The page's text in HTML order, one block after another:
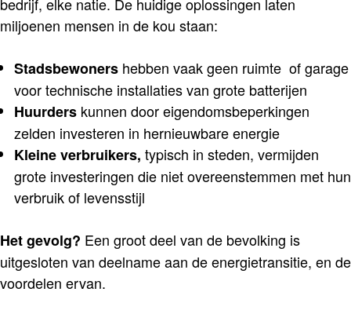
bedrijf, elke natie. De huidige oplossingen laten
miljoenen mensen in de kou staan:
Stadsbewoners hebben vaak geen ruimte of garage
voor technische installaties van grote batterijen
Huurders kunnen door eigendomsbeperkingen
zelden investeren in hernieuwbare energie
Kleine verbruikers, typisch in steden, vermijden
grote investeringen die niet overeenstemmen met hun
verbruik of levensstijl
Het gevolg? Een groot deel van de bevolking is
uitgesloten van deelname aan de energietransitie, en de
voordelen ervan.